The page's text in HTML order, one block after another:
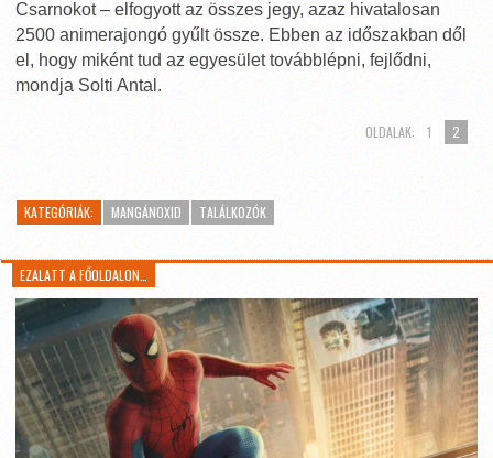
Csarnokot – elfogyott az összes jegy, azaz hivatalosan
2500 animerajongó gyűlt össze. Ebben az időszakban dől
el, hogy miként tud az egyesület továbblépni, fejlődni,
mondja Solti Antal.
OLDALAK: 1 2
KATEGÓRIÁK: MANGÁNOXID TALÁLKOZÓK
EZALATT A FŐOLDALON…